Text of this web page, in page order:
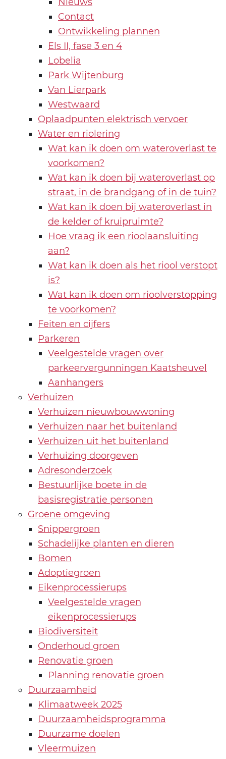
Contact
Ontwikkeling plannen
Els II, fase 3 en 4
Lobelia
Park Wijtenburg
Van Lierpark
Westwaard
Oplaadpunten elektrisch vervoer
Water en riolering
Wat kan ik doen om wateroverlast te
voorkomen?
Wat kan ik doen bij wateroverlast op
straat, in de brandgang of in de tuin?
Wat kan ik doen bij wateroverlast in
de kelder of kruipruimte?
Hoe vraag ik een rioolaansluiting
aan?
Wat kan ik doen als het riool verstopt
is?
Wat kan ik doen om rioolverstopping
te voorkomen?
Feiten en cijfers
Parkeren
Veelgestelde vragen over
parkeervergunningen Kaatsheuvel
Aanhangers
Verhuizen
Verhuizen nieuwbouwwoning
Verhuizen naar het buitenland
Verhuizen uit het buitenland
Verhuizing doorgeven
Adresonderzoek
Bestuurlijke boete in de
basisregistratie personen
Groene omgeving
Snippergroen
Schadelijke planten en dieren
Bomen
Adoptiegroen
Eikenprocessierups
Veelgestelde vragen
eikenprocessierups
Biodiversiteit
Onderhoud groen
Renovatie groen
Planning renovatie groen
Duurzaamheid
Klimaatweek 2025
Duurzaamheidsprogramma
Duurzame doelen
Vleermuizen